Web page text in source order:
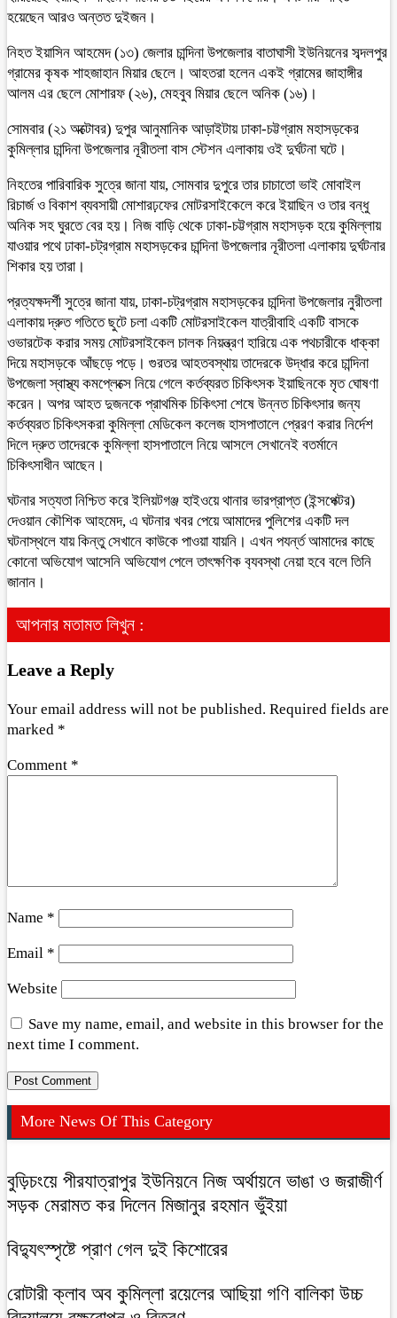
হয়েছেন আরও অন্তত দুইজন।
নিহত ইয়াসিন আহমেদ (১৩) জেলার চান্দিনা উপজেলার বাতাঘাসী ইউনিয়নের সব্দলপুর
গ্রামের কৃষক শাহজাহান মিয়ার ছেলে। আহতরা হলেন একই গ্রামের জাহাঙ্গীর
আলম এর ছেলে মোশারফ (২৬), মেহবুব মিয়ার ছেলে অনিক (১৬)।
সোমবার (২১ অক্টোবর) দুপুর আনুমানিক আড়াইটায় ঢাকা-চট্টগ্রাম মহাসড়কের
কুমিল্লার চান্দিনা উপজেলার নূরীতলা বাস স্টেশন এলাকায় ওই দুর্ঘটনা ঘটে।
নিহতের পারিবারিক সুত্রে জানা যায়, সোমবার দুপুরে তার চাচাতো ভাই মোবাইল
রিচার্জ ও বিকাশ ব্যবসায়ী মোশারঢ়ফের মোটরসাইকেলে করে ইয়াছিন ও তার বন্ধু
অনিক সহ ঘুরতে বের হয়। নিজ বাড়ি থেকে ঢাকা-চট্টগ্রাম মহাসড়ক হয়ে কুমিল্লায়
যাওয়ার পথে ঢাকা-চট্রগ্রাম মহাসড়কের চান্দিনা উপজেলার নূরীতলা এলাকায় দুর্ঘটনার
শিকার হয় তারা।
প্রত্যক্ষদর্শী সুত্রে জানা যায়, ঢাকা-চট্রগ্রাম মহাসড়কের চান্দিনা উপজেলার নুরীতলা
এলাকায় দ্রুত গতিতে ছুটে চলা একটি মোটরসাইকেল যাত্রীবাহি একটি বাসকে
ওভারটেক করার সময় মোটরসাইকেল চালক নিয়ন্ত্রণ হারিয়ে এক পথচারীকে ধাক্কা
দিয়ে মহাসড়কে আঁছড়ে পড়ে। গুরতর আহতবস্থায় তাদেরকে উদ্ধার করে চান্দিনা
উপজেলা স্বাস্থ্য কমপ্লেক্সে নিয়ে গেলে কর্তব্যরত চিকিৎসক ইয়াছিনকে মৃত ঘোষণা
করেন। অপর আহত দুজনকে প্রাথমিক চিকিৎসা শেষে উন্নত চিকিৎসার জন্য
কর্তব্যরত চিকিৎসকরা কুমিল্লা মেডিকেল কলেজ হাসপাতালে প্রেরণ করার নির্দেশ
দিলে দ্রুত তাদেরকে কুমিল্লা হাসপাতালে নিয়ে আসলে সেখানেই বতর্মানে
চিকিৎসাধীন আছেন।
ঘটনার সত্যতা নিশ্চিত করে ইলিয়টগঞ্জ হাইওয়ে থানার ভারপ্রাপ্ত (ইন্সপেক্টর)
দেওয়ান কৌশিক আহমেদ, এ ঘটনার খবর পেয়ে আমাদের পুলিশের একটি দল
ঘটনাস্থলে যায় কিন্তু সেখানে কাউকে পাওয়া যায়নি। এখন পযর্ন্ত আমাদের কাছে
কোনো অভিযোগ আসেনি অভিযোগ পেলে তাৎক্ষণিক ব‍্যবস্থা নেয়া হবে বলে তিনি
জানান।
আপনার মতামত লিখুন :
Leave a Reply
Your email address will not be published. Required fields are
marked *
Comment *
Name *
Email *
Website
Save my name, email, and website in this browser for the
next time I comment.
More News Of This Category
বুড়িচংয়ে পীরযাত্রাপুর ইউনিয়নে নিজ অর্থায়নে ভাঙা ও জরাজীর্ণ
সড়ক মেরামত কর দিলেন মিজানুর রহমান ভুঁইয়া
বিদ্যুৎস্পৃষ্টে প্রাণ গেল দুই কিশোরের
রোটারী ক্লাব অব কুমিল্লা রয়েলের আছিয়া গণি বালিকা উচ্চ